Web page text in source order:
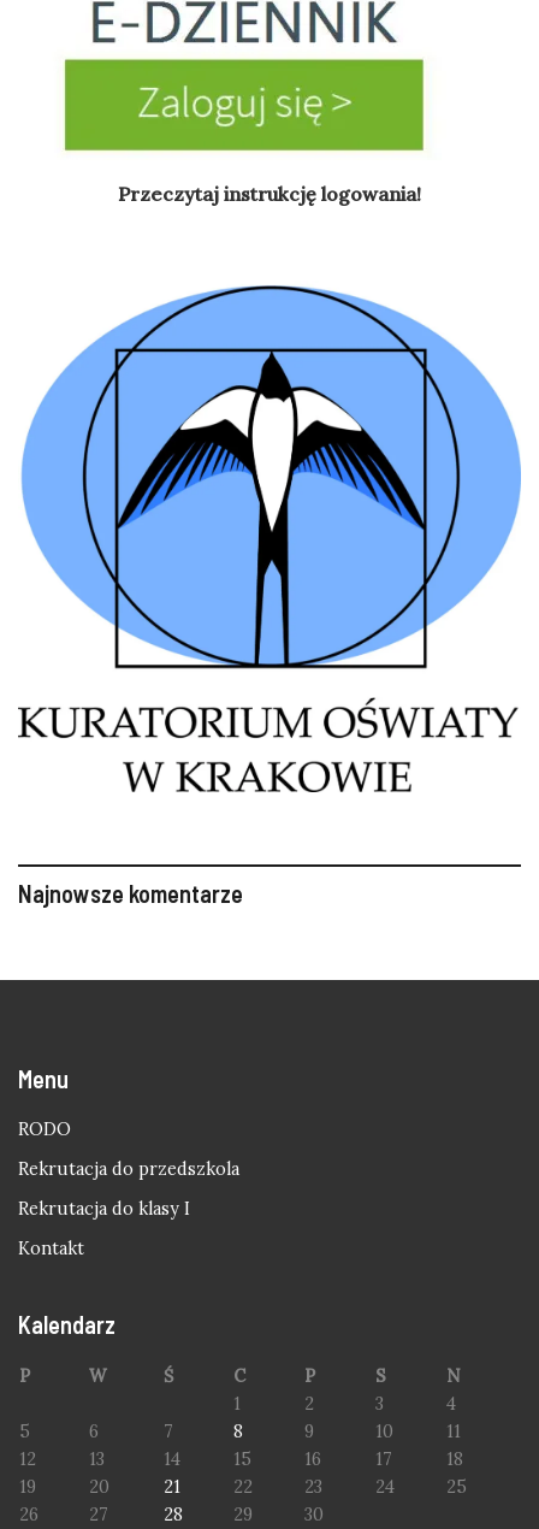
Przeczytaj instrukcję logowania!
Najnowsze komentarze
Menu
RODO
Rekrutacja do przedszkola
Rekrutacja do klasy I
Kontakt
Kalendarz
P W Ś C P S
N
1
2 3
4
5
6 7 8 9 10
11
12
13 14 15 16 17
18
19
20 21 22 23 24
25
26
27 28 29 30